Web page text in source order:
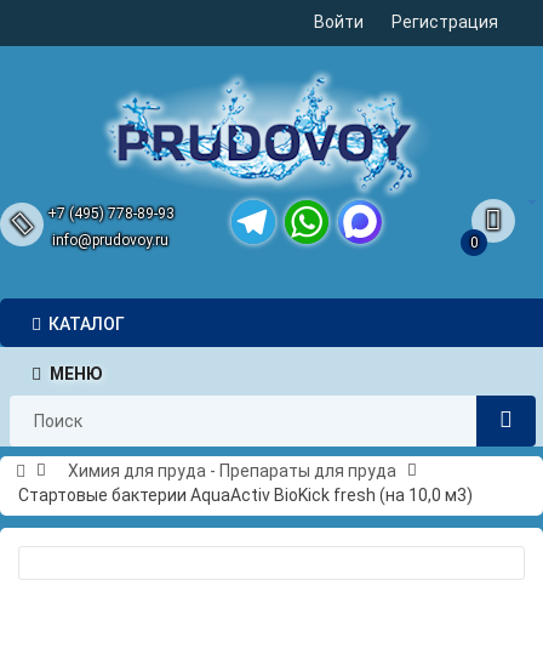
Войти Регистрация
+7 (495) 778-89-93
info@prudovoy.ru
0
КАТАЛОГ
МЕНЮ
Химия для пруда - Препараты для пруда
Стартовые бактерии AquaActiv BioKick fresh (на 10,0 м3)